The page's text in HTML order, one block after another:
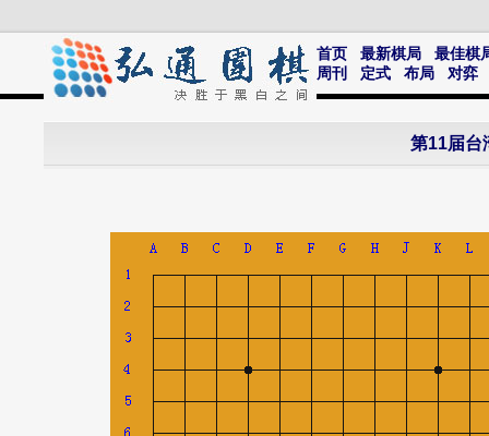
首页 最新棋局
最佳棋
周刊
定式 布局 对弈
第11届台